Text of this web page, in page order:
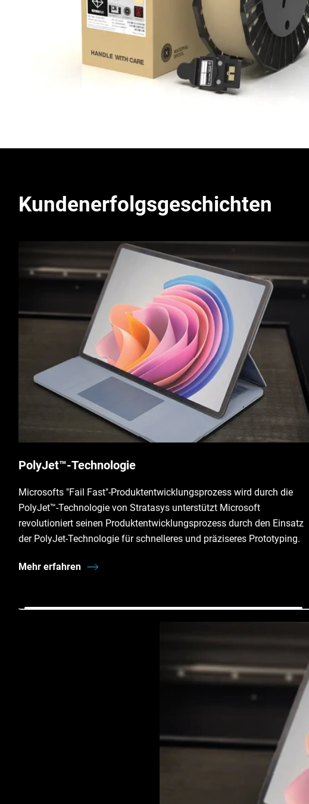
Kundenerfolgsgeschichten
PolyJet™-Technologie
Microsofts "Fail Fast"-Produktentwicklungsprozess wird durch die
PolyJet™-Technologie von Stratasys unterstützt Microsoft
revolutioniert seinen Produktentwicklungsprozess durch den Einsatz
der PolyJet-Technologie für schnelleres und präziseres Prototyping.
Mehr erfahren